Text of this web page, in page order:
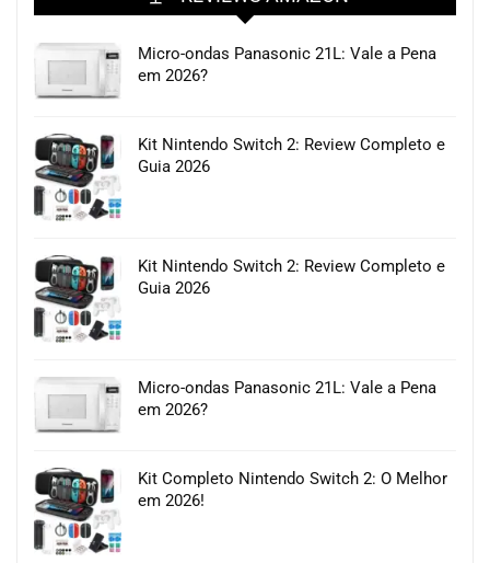
Micro-ondas Panasonic 21L: Vale a Pena
em 2026?
Kit Nintendo Switch 2: Review Completo e
Guia 2026
Kit Nintendo Switch 2: Review Completo e
Guia 2026
Micro-ondas Panasonic 21L: Vale a Pena
em 2026?
Kit Completo Nintendo Switch 2: O Melhor
em 2026!